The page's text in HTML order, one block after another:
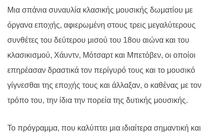
Μια σπάνια συναυλία κλασικής μουσικής δωματίου με
όργανα εποχής, αφιερωμένη στους τρεις μεγαλύτερους
συνθέτες του δεύτερου μισού του 18ου αιώνα και του
κλασικισμού, Χάυντν, Μότσαρτ και Μπετόβεν, οι οποίοι
επηρέασαν δραστικά τον περίγυρό τους και το μουσικό
γίγνεσθαι της εποχής τους και άλλαξαν, ο καθένας με τον
τρόπο του, την ίδια την πορεία της δυτικής μουσικής.
Το πρόγραμμα, που καλύπτει μια ιδιαίτερα σημαντική και